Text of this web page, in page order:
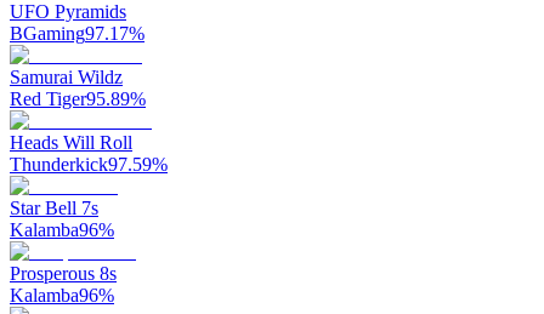
UFO Pyramids
BGaming97.17%
Samurai Wildz
Red Tiger95.89%
Heads Will Roll
Thunderkick97.59%
Star Bell 7s
Kalamba96%
Prosperous 8s
Kalamba96%